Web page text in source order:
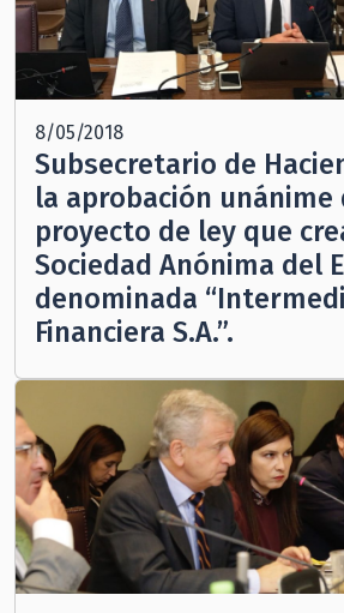
8/05/2018
Subsecretario de
la aprobación unánime
proyecto de ley que
Sociedad Anónima del
denominada
Financiera S.A.”.